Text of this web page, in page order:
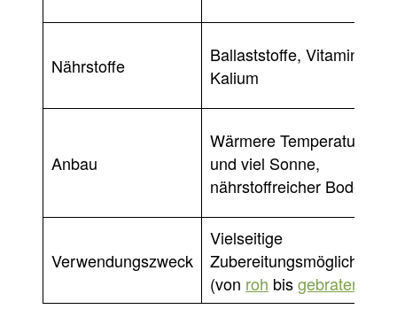
Nährstoffe
Ballaststoffe, Vitamin C,
Kalium
Anbau
Wärmere Temperaturen
und viel Sonne,
nährstoffreicher Boden
Verwendungszweck
Vielseitige
(von roh bisgebraten